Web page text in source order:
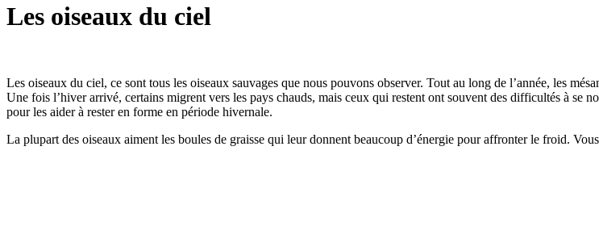
Les oiseaux du ciel
Les oiseaux du ciel, ce sont tous les oiseaux sauvages que nous pouvons observer. Tout au long de l’année, les
Une fois l’hiver arrivé, certains migrent vers les pays chauds, mais ceux qui restent ont souvent des difficultés à se
pour les aider à rester en forme en période hivernale.
La plupart des oiseaux aiment les boules de graisse qui leur donnent beaucoup d’énergie pour affronter le froid.